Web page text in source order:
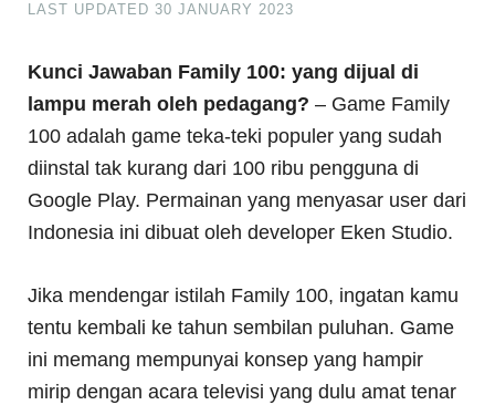
LAST UPDATED 30 JANUARY 2023
Kunci Jawaban Family 100: yang dijual di
lampu merah oleh pedagang? – Game Family
100 adalah game teka-teki populer yang sudah
diinstal tak kurang dari 100 ribu pengguna di
Google Play. Permainan yang menyasar user dari
Indonesia ini dibuat oleh developer Eken Studio.
Jika mendengar istilah Family 100, ingatan kamu
tentu kembali ke tahun sembilan puluhan. Game
ini memang mempunyai konsep yang hampir
mirip dengan acara televisi yang dulu amat tenar